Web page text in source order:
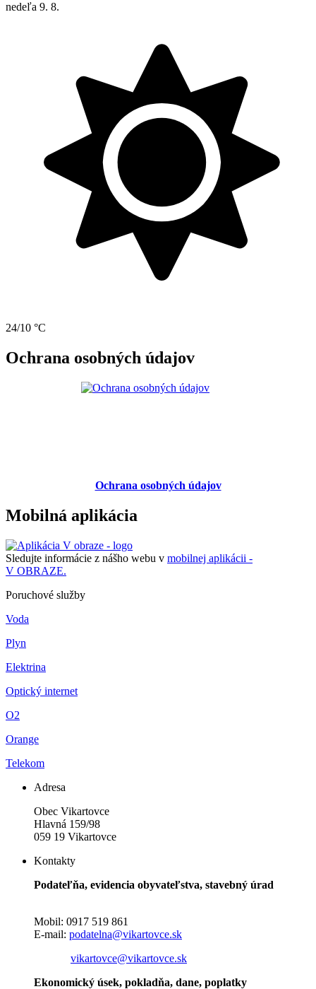
nedeľa 9. 8.
24/10 °C
Ochrana osobných údajov
Ochrana osobných údajov
Mobilná aplikácia
Sledujte informácie z nášho webu v mobilnej aplikácii -
V OBRAZE.
Poruchové služby
Voda
Plyn
Elektrina
Optický internet
O2
Orange
Telekom
Adresa
Obec Vikartovce
Hlavná 159/98
059 19 Vikartovce
Kontakty
Podateľňa, evidencia obyvateľstva, stavebný úrad
Mobil: 0917 519 861
E-mail: podatelna@vikartovce.sk
vikartovce@vikartovce.sk
Ekonomický úsek, pokladňa, dane, poplatky